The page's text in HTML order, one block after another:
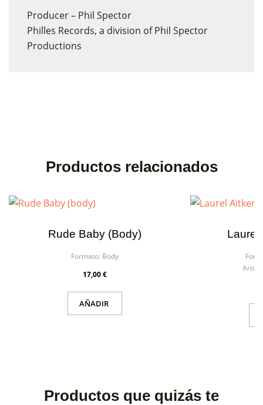
Producer – Phil Spector
Philles Records, a division of Phil Spector
Productions
Productos relacionados
Rude Baby (body)
Formato: Body
17,00 €
AÑADIR
Laurel
Productos que quizás te